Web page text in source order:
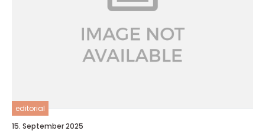
editorial
15. September 2025